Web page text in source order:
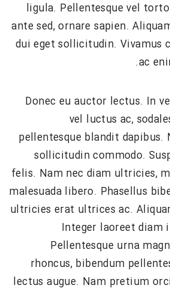
ligula. Pellentesque vel
ante sed, ornare sapien.
dui eget sollicitudin. Vivamus
ac
Donec eu auctor lectus. In
vel luctus ac,
pellentesque blandit dapibus.
sollicitudin commodo.
felis. Nam nec diam ultricies,
malesuada libero. Phasellus
ultricies erat ultrices ac.
Integer laoreet diam
Pellentesque urna
rhoncus, bibendum
lectus augue. Nam pretium